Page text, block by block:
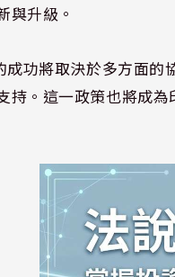
與升級。
成功將取決於多方面
持。這一政策也將成